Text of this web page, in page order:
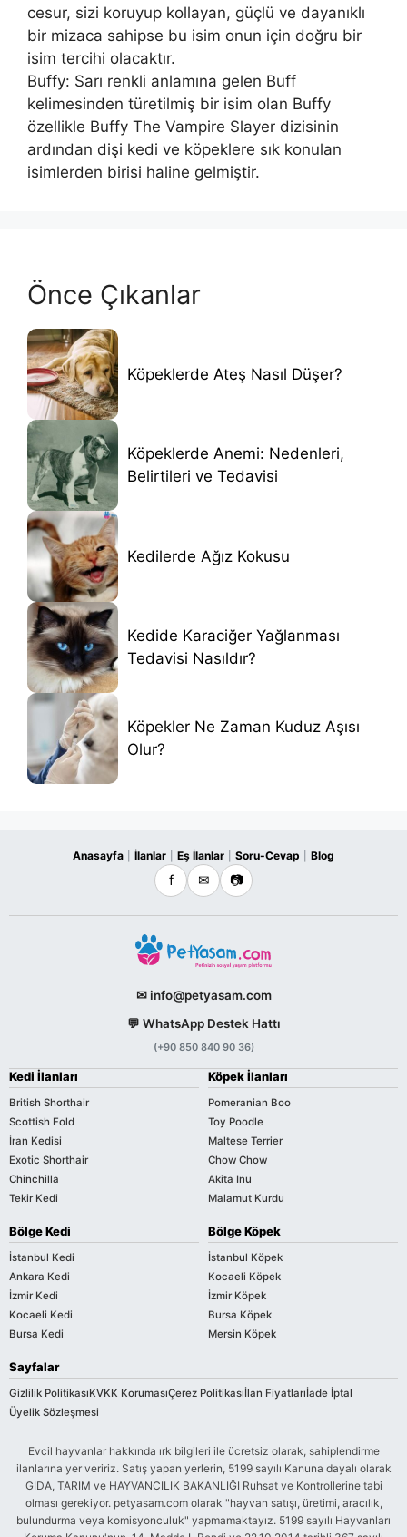
cesur, sizi koruyup kollayan, güçlü ve dayanıklı
bir mizaca sahipse bu isim onun için doğru bir
isim tercihi olacaktır.
Buffy: Sarı renkli anlamına gelen Buff
kelimesinden türetilmiş bir isim olan Buffy
özellikle Buffy The Vampire Slayer dizisinin
ardından dişi kedi ve köpeklere sık konulan
isimlerden birisi haline gelmiştir.
Önce Çıkanlar
Köpeklerde Ateş Nasıl Düşer?
Köpeklerde Anemi: Nedenleri,
Belirtileri ve Tedavisi
Kedilerde Ağız Kokusu
Kedide Karaciğer Yağlanması
Tedavisi Nasıldır?
Köpekler Ne Zaman Kuduz Aşısı
Olur?
Anasayfa İlanlar Eş İlanlar Soru-Cevap Blog
f ✉ 📷
✉ info@petyasam.com
💬 WhatsApp Destek Hattı
(+90 850 840 90 36)
Kedi İlanları
British Shorthair
Scottish Fold
İran Kedisi
Exotic Shorthair
Chinchilla
Tekir Kedi
Köpek İlanları
Pomeranian Boo
Toy Poodle
Maltese Terrier
Chow Chow
Akita Inu
Malamut Kurdu
Bölge Kedi
İstanbul Kedi
Ankara Kedi
İzmir Kedi
Kocaeli Kedi
Bursa Kedi
Bölge Köpek
İstanbul Köpek
Kocaeli Köpek
İzmir Köpek
Bursa Köpek
Mersin Köpek
Sayfalar
Gizlilik PolitikasıKVKK KorumasıÇerez Politikasıİlan Fiyatlarıİade İptal
Üyelik Sözleşmesi
Evcil hayvanlar hakkında ırk bilgileri ile ücretsiz olarak, sahiplendirme
ilanlarına yer veririz. Satış yapan yerlerin, 5199 sayılı Kanuna dayalı olarak
GIDA, TARIM ve HAYVANCILIK BAKANLIĞI Ruhsat ve Kontrollerine tabi
olması gerekiyor. petyasam.com olarak "hayvan satışı, üretimi, aracılık,
bulundurma veya komisyonculuk" yapmamaktayız. 5199 sayılı Hayvanları